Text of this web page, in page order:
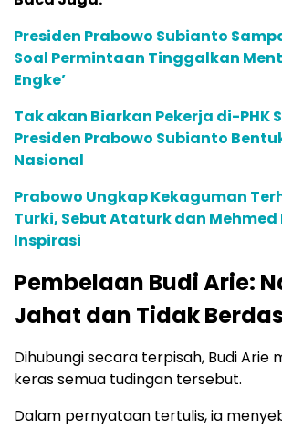
Presiden Prabowo Subianto
Soal Permintaan Tinggalkan
Engke’
Tak akan Biarkan Pekerja di-PHK
Presiden Prabowo Subianto
Nasional
Prabowo Ungkap Kekaguman
Turki, Sebut Ataturk dan Mehmed
Inspirasi
Pembelaan Budi Arie:
Jahat dan Tidak
Dihubungi secara terpisah, Budi Arie
keras semua tudingan tersebut.
Dalam pernyataan tertulis, ia